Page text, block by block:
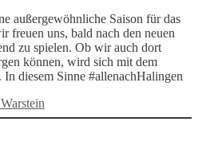
außergewöhnliche Saison für das
freuen uns, bald nach den neuen
zu spielen. Ob wir auch dort
können, wird sich mit dem
In diesem Sinne #allenachHalingen